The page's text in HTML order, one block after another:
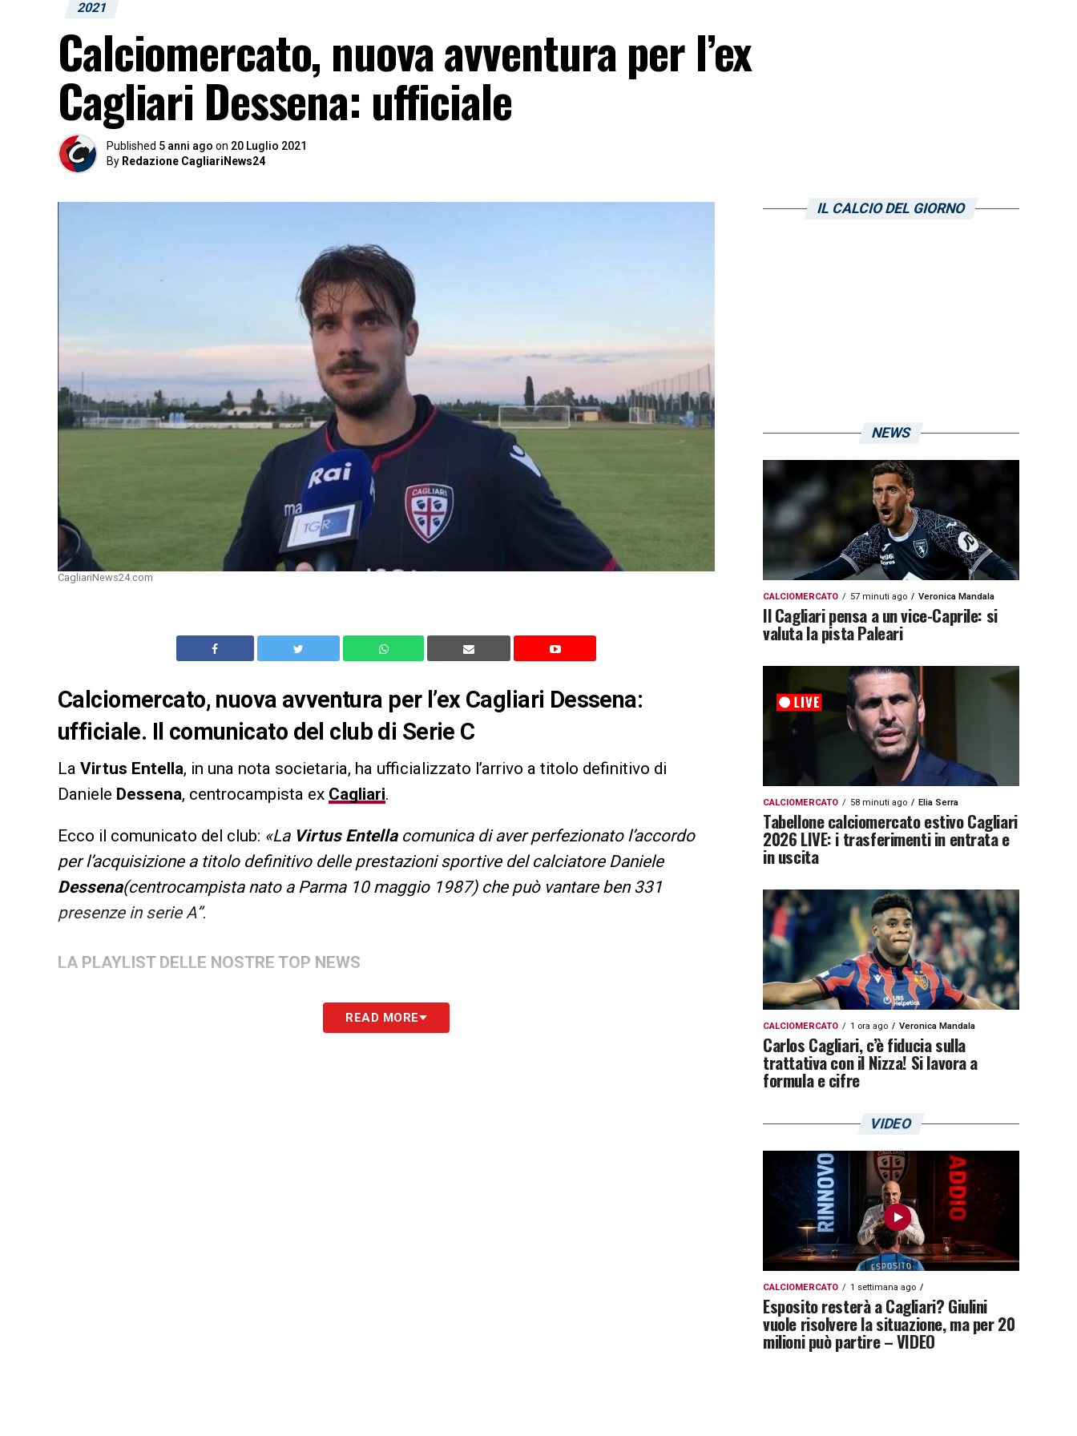
2021
Calciomercato, nuova avventura per l’ex
Cagliari Dessena: ufficiale
Published 5 anni ago on 20 Luglio 2021
By Redazione CagliariNews24
CagliariNews24.com
Calciomercato, nuova avventura per l’ex Cagliari Dessena:
ufficiale. Il comunicato del club di Serie C
La Virtus Entella, in una nota societaria, ha ufficializzato l’arrivo a titolo definitivo di
Daniele Dessena, centrocampista ex Cagliari.
Ecco il comunicato del club: «La Virtus Entellacomunica di aver perfezionato l’accordo
per l’acquisizione a titolo definitivo delle prestazioni sportive del calciatore Daniele
Dessena(centrocampista nato a Parma 10 maggio 1987) che può vantare ben 331
presenze in serie A”.
LA PLAYLIST DELLE NOSTRE TOP NEWS
READ MORE
IL CALCIO DEL GIORNO
NEWS
CALCIOMERCATO 57 minuti ago Veronica Mandala
Il Cagliari pensa a un vice-Caprile: si
valuta la pista Paleari
CALCIOMERCATO 58 minuti ago Elia Serra
Tabellone calciomercato estivo Cagliari
2026 LIVE: i trasferimenti in entrata e
in uscita
CALCIOMERCATO 1 ora ago Veronica Mandala
Carlos Cagliari, c’è fiducia sulla
trattativa con il Nizza! Si lavora a
formula e cifre
VIDEO
CALCIOMERCATO 1 settimana ago
Esposito resterà a Cagliari? Giulini
vuole risolvere la situazione, ma per 20
milioni può partire – VIDEO